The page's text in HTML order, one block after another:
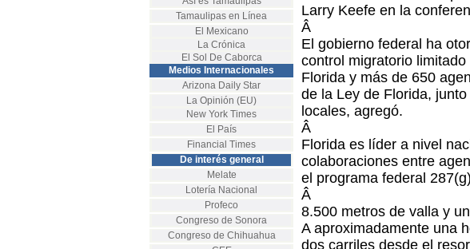
Tamaulipas en Línea
El Mexicano
La Crónica
El Sol De Caborca
Medios Internacionales
Arizona Daily Star
La Opinión (EU)
New York Times
El País
Financial Times
De interés general
Melate
Lotería Nacional
Profeco
Congreso de Sonora
Congreso de Chihuahua
Larry Keefe en la
Â
El gobierno federal ha
control migratorio
Florida y más de 650
de la Ley de Florida,
locales, agregó.
Â
Florida es líder a nivel
colaboraciones entre
el programa federal
Â
8.500 metros de valla y
A aproximadamente una
dos carriles desde el